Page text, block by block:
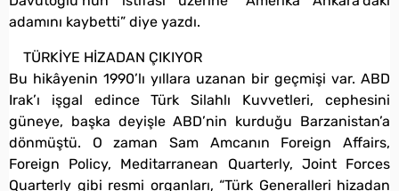
adamını kaybetti” diye yazdı.
TÜRKİYE HİZADAN ÇIKIYOR
Bu hikâyenin 1990’lı yıllara uzanan bir geçmişi var. ABD
Irak’ı işgal edince Türk Silahlı Kuvvetleri, cephesini
güneye, başka deyişle ABD’nin kurduğu Barzanistan’a
dönmüştü. O zaman Sam Amcanın Foreign Affairs,
Foreign Policy, Meditarranean Quarterly, Joint Forces
Quarterly gibi resmi organları, “Türk Generalleri hizadan